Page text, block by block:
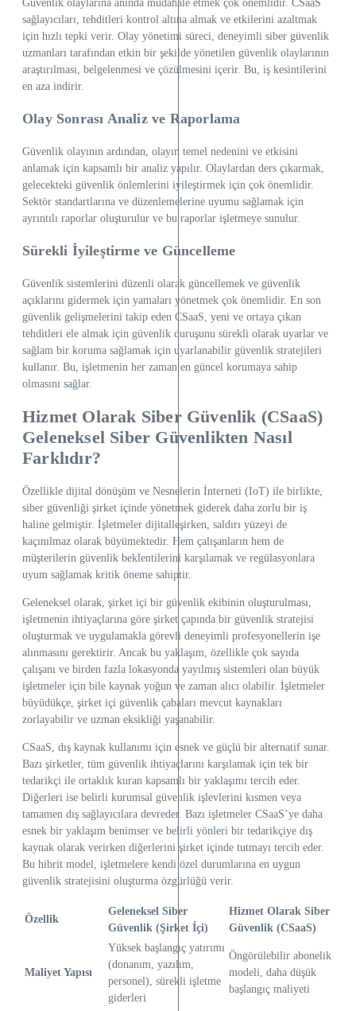
Güvenlik olaylarına anında müdahale etmek çok önemlidir. CSaaS
sağlayıcıları, tehditleri kontrol altına almak ve etkilerini azaltmak
için hızlı tepki verir. Olay yönetimi süreci, deneyimli siber güvenlik
uzmanları tarafından etkin bir şekilde yönetilen güvenlik olaylarının
araştırılması, belgelenmesi ve çözülmesini içerir. Bu, iş kesintilerini
en aza indirir.
Olay Sonrası Analiz ve Raporlama
Güvenlik olayının ardından, olayın temel nedenini ve etkisini
anlamak için kapsamlı bir analiz yapılır. Olaylardan ders çıkarmak,
gelecekteki güvenlik önlemlerini iyileştirmek için çok önemlidir.
Sektör standartlarına ve düzenlemelerine uyumu sağlamak için
ayrıntılı raporlar oluşturulur ve bu raporlar işletmeye sunulur.
Sürekli İyileştirme ve Güncelleme
Güvenlik sistemlerini düzenli olarak güncellemek ve güvenlik
açıklarını gidermek için yamaları yönetmek çok önemlidir. En son
güvenlik gelişmelerini takip eden CSaaS, yeni ve ortaya çıkan
tehditleri ele almak için güvenlik duruşunu sürekli olarak uyarlar ve
sağlam bir koruma sağlamak için uyarlanabilir güvenlik stratejileri
kullanır. Bu, işletmenin her zaman en güncel korumaya sahip
olmasını sağlar.
Hizmet Olarak Siber Güvenlik (CSaaS)
Geleneksel Siber Güvenlikten Nasıl
Farklıdır?
Özellikle dijital dönüşüm ve Nesnelerin İnterneti (IoT) ile birlikte,
siber güvenliği şirket içinde yönetmek giderek daha zorlu bir iş
haline gelmiştir. İşletmeler dijitalleşirken, saldırı yüzeyi de
kaçınılmaz olarak büyümektedir. Hem çalışanların hem de
müşterilerin güvenlik beklentilerini karşılamak ve regülasyonlara
uyum sağlamak kritik öneme sahiptir.
Geleneksel olarak, şirket içi bir güvenlik ekibinin oluşturulması,
işletmenin ihtiyaçlarına göre şirket çapında bir güvenlik stratejisi
oluşturmak ve uygulamakla görevli deneyimli profesyonellerin işe
alınmasını gerektirir. Ancak bu yaklaşım, özellikle çok sayıda
çalışanı ve birden fazla lokasyonda yayılmış sistemleri olan büyük
işletmeler için bile kaynak yoğun ve zaman alıcı olabilir. İşletmeler
büyüdükçe, şirket içi güvenlik çabaları mevcut kaynakları
zorlayabilir ve uzman eksikliği yaşanabilir.
CSaaS, dış kaynak kullanımı için esnek ve güçlü bir alternatif sunar.
Bazı şirketler, tüm güvenlik ihtiyaçlarını karşılamak için tek bir
tedarikçi ile ortaklık kuran kapsamlı bir yaklaşımı tercih eder.
Diğerleri ise belirli kurumsal güvenlik işlevlerini kısmen veya
tamamen dış sağlayıcılara devreder. Bazı işletmeler CSaaS’ye daha
esnek bir yaklaşım benimser ve belirli yönleri bir tedarikçiye dış
kaynak olarak verirken diğerlerini şirket içinde tutmayı tercih eder.
Bu hibrit model, işletmelere kendi özel durumlarına en uygun
güvenlik stratejisini oluşturma özgürlüğü verir.
Özellik
Geleneksel Siber
Güvenlik (Şirket İçi)
Hizmet Olarak Siber
Güvenlik (CSaaS)
Maliyet Yapısı
Yüksek başlangıç yatırımı
(donanım, yazılım,
personel), sürekli işletme
giderleri
Öngörülebilir abonelik
modeli, daha düşük
başlangıç maliyeti